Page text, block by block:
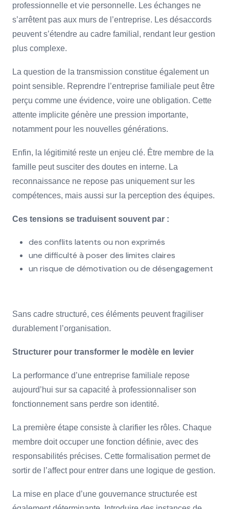
professionnelle et vie personnelle. Les échanges ne
s’arrêtent pas aux murs de l’entreprise. Les désaccords
peuvent s’étendre au cadre familial, rendant leur gestion
plus complexe.
La question de la transmission constitue également un
point sensible. Reprendre l’entreprise familiale peut être
perçu comme une évidence, voire une obligation. Cette
attente implicite génère une pression importante,
notamment pour les nouvelles générations.
Enfin, la légitimité reste un enjeu clé. Être membre de la
famille peut susciter des doutes en interne. La
reconnaissance ne repose pas uniquement sur les
compétences, mais aussi sur la perception des équipes.
Ces tensions se traduisent souvent par :
des conflits latents ou non exprimés
une difficulté à poser des limites claires
un risque de démotivation ou de désengagement
Sans cadre structuré, ces éléments peuvent fragiliser
durablement l’organisation.
Structurer pour transformer le modèle en levier
La performance d’une entreprise familiale repose
aujourd’hui sur sa capacité à professionnaliser son
fonctionnement sans perdre son identité.
La première étape consiste à clarifier les rôles. Chaque
membre doit occuper une fonction définie, avec des
responsabilités précises. Cette formalisation permet de
sortir de l’affect pour entrer dans une logique de gestion.
La mise en place d’une gouvernance structurée est